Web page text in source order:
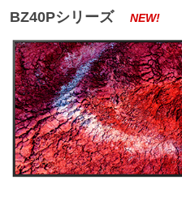
BZ40Pシリーズ NEW!